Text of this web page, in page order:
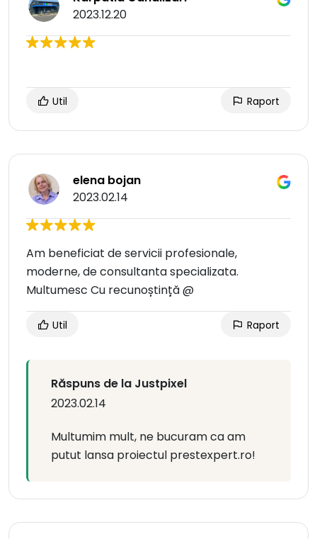
2023.12.20
Util Raport
elena bojan
2023.02.14
Am beneficiat de servicii profesionale,
moderne, de consultanta specializata.
Multumesc Cu recunoștință @
Util Raport
Răspuns de la Justpixel
2023.02.14
Multumim mult, ne bucuram ca am
putut lansa proiectul prestexpert.ro!